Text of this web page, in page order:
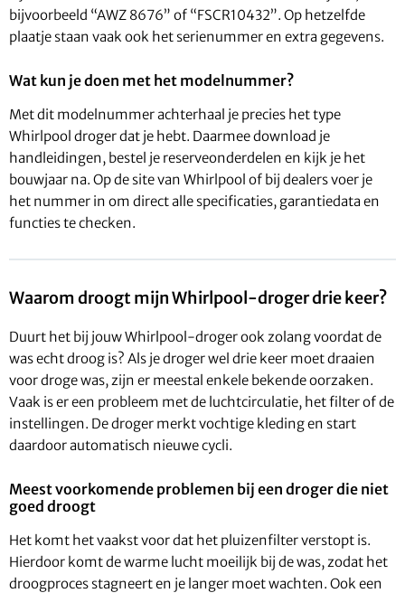
bijvoorbeeld “AWZ 8676” of “FSCR10432”. Op hetzelfde
plaatje staan vaak ook het serienummer en extra gegevens.
Wat kun je doen met het modelnummer?
Met dit modelnummer achterhaal je precies het type
Whirlpool droger dat je hebt. Daarmee download je
handleidingen, bestel je reserveonderdelen en kijk je het
bouwjaar na. Op de site van Whirlpool of bij dealers voer je
het nummer in om direct alle specificaties, garantiedata en
functies te checken.
Waarom droogt mijn Whirlpool-droger drie keer?
Duurt het bij jouw Whirlpool-droger ook zolang voordat de
was echt droog is? Als je droger wel drie keer moet draaien
voor droge was, zijn er meestal enkele bekende oorzaken.
Vaak is er een probleem met de luchtcirculatie, het filter of de
instellingen. De droger merkt vochtige kleding en start
daardoor automatisch nieuwe cycli.
Meest voorkomende problemen bij een droger die niet
goed droogt
Het komt het vaakst voor dat het pluizenfilter verstopt is.
Hierdoor komt de warme lucht moeilijk bij de was, zodat het
droogproces stagneert en je langer moet wachten. Ook een